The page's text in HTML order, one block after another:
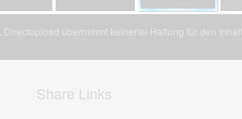
übernimmt keinerlei Haftung für den
Share Links